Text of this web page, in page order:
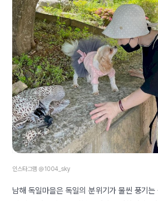
인스타그램 @1004_sky
남해 독일마을은 독일의 분위기가 물씬 풍기